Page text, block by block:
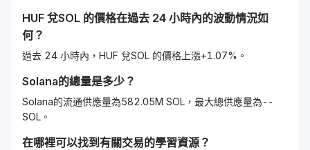
HUF 兌SOL 的價格在過去 24 小時內的波動情況如
何？
過去 24 小時內，HUF 兌SOL 的價格上漲+1.07%。
Solana的總量是多少？
Solana的流通供應量為582.05M SOL，最大總供應量為--
SOL。
在哪裡可以找到有關交易的學習資源？